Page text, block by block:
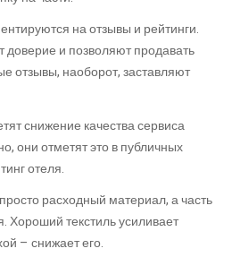
на отзывы и рейтинги.
и позволяют продавать
отзывы, наоборот, заставляют
снижение качества сервиса
они отметят это в публичных
отеля.
расходный материал, а часть
Хороший текстиль усиливает
– снижает его.